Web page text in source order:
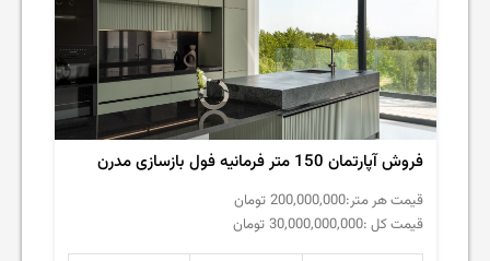
فروش‌ آپارتمان 150 متر فرمانیه فول بازسازی مدرن
قیمت هر متر:200,000,000 تومان
قیمت کل :30,000,000,000 تومان